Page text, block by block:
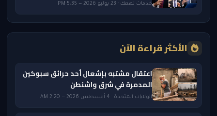
خدمات تهمك · 23 يوليو 2026 — 5:35 PM
الأكثر قراءة الآن
اعتقال مشتبه بإشعال أحد حرائق سبوكين
المدمرة في شرق واشنطن
الولايات المتحدة · 4 أغسطس 2026 — 2:20 AM